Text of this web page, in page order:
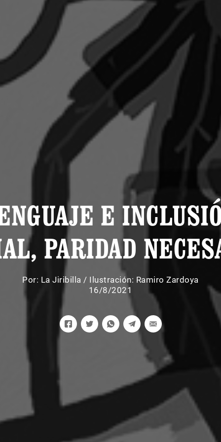
E
PARIDAD
Por: La Jiribilla / Ilustración: Ramiro Zardoya
16/8/2021